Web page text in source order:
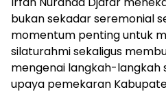
bukan sekadar seremonial
momentum penting untuk
silaturahmi sekaligus
mengenai langkah-langkah
upaya pemekaran